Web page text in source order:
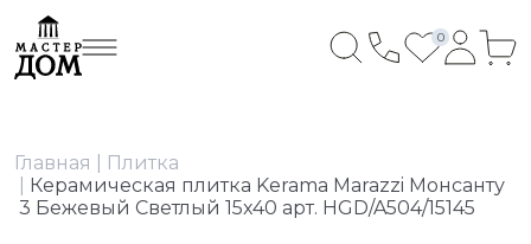
0
Главная
Плитка
Керамическая плитка Kerama Marazzi Монсанту
3 Бежевый Светлый 15x40 арт. HGD/A504/15145